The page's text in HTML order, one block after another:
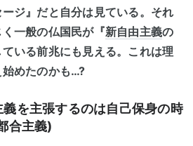
ジ』だと自分は見ている。それ
一般の仏国民が『新自由主義の
いる前兆にも見える。これは理
めたのかも…?
を主張するのは自己保身の時
合主義)